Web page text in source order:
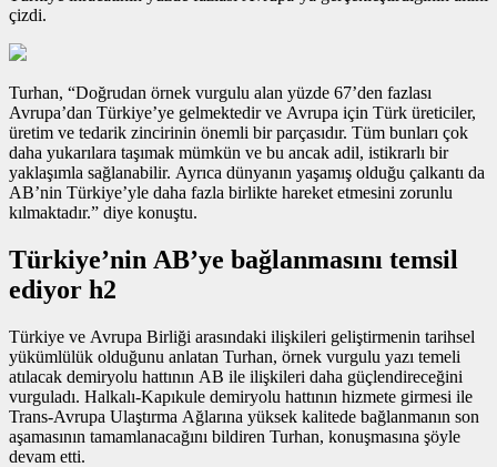
çizdi.
Turhan, “Doğrudan örnek vurgulu alan yüzde 67’den fazlası
Avrupa’dan Türkiye’ye gelmektedir ve Avrupa için Türk üreticiler,
üretim ve tedarik zincirinin önemli bir parçasıdır. Tüm bunları çok
daha yukarılara taşımak mümkün ve bu ancak adil, istikrarlı bir
yaklaşımla sağlanabilir. Ayrıca dünyanın yaşamış olduğu çalkantı da
AB’nin Türkiye’yle daha fazla birlikte hareket etmesini zorunlu
kılmaktadır.” diye konuştu.
Türkiye’nin AB’ye bağlanmasını temsil
ediyor h2
Türkiye ve Avrupa Birliği arasındaki ilişkileri geliştirmenin tarihsel
yükümlülük olduğunu anlatan Turhan, örnek vurgulu yazı temeli
atılacak demiryolu hattının AB ile ilişkileri daha güçlendireceğini
vurguladı. Halkalı-Kapıkule demiryolu hattının hizmete girmesi ile
Trans-Avrupa Ulaştırma Ağlarına yüksek kalitede bağlanmanın son
aşamasının tamamlanacağını bildiren Turhan, konuşmasına şöyle
devam etti.